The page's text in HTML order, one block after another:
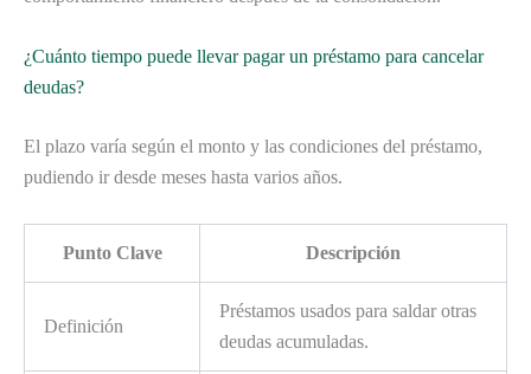
¿Cuánto tiempo puede llevar pagar un préstamo para cancelar
deudas?
El plazo varía según el monto y las condiciones del préstamo,
pudiendo ir desde meses hasta varios años.
Punto Clave Descripción
Definición
Préstamos usados para saldar otras
deudas acumuladas.